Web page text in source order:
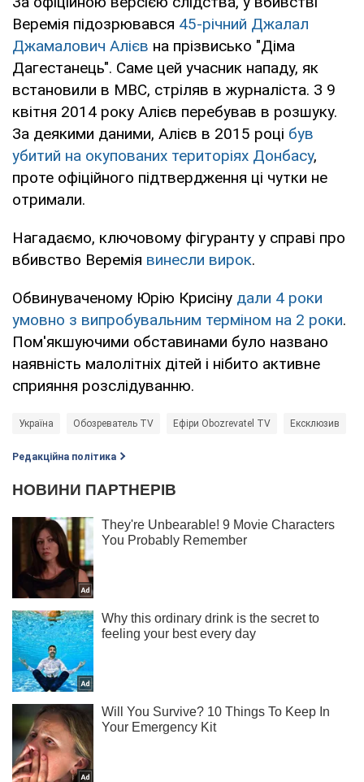
Веремія підозрювався 45-річний Джалал
Джамалович Алієв на прізвисько "Діма
Дагестанець". Саме цей учасник нападу, як
встановили в МВС, стріляв в журналіста. З 9
квітня 2014 року Алієв перебував в розшуку.
За деякими даними, Алієв в 2015 році був
убитий на окупованих територіях Донбасу,
проте офіційного підтвердження ці чутки не
отримали.
Нагадаємо, ключовому фігуранту у справі про
вбивство Веремія винесли вирок.
Обвинуваченому Юрію Крисіну дали 4 роки
умовно з випробувальним терміном на 2 роки.
Пом'якшуючими обставинами було названо
наявність малолітніх дітей і нібито активне
сприяння розслідуванню.
Україна Обозреватель TV Ефіри Obozrevatel TV Ексклюзив
Редакційна політика